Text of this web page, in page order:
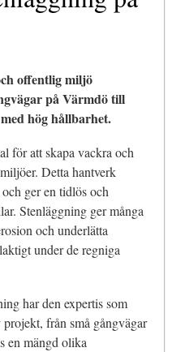
offentlig miljö
på Värmdö till
hög hållbarhet.
för att skapa vackra och
Detta hantverk
ger en tidlös och
Stenläggning ger många
och underlätta
under de regniga
har den expertis som
från små gångvägar
en mängd olika